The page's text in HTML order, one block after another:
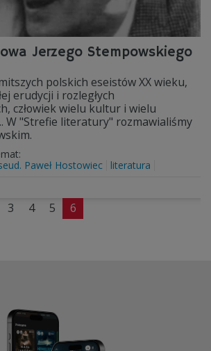
Jerzego Stempowskiego
polskich eseistów XX wieku,
erudycji i rozległych
człowiek wielu kultur i wielu
W "Strefie literatury" rozmawialiśmy
Paweł Hostowiec
literatura
3 4 5 6